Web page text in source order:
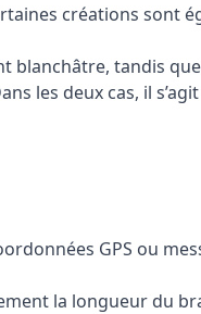
créations sont
blanchâtre, tandis
les deux cas, il
GPS ou
la longueur du